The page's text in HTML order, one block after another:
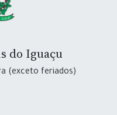
do Iguaçu
(exceto feriados)